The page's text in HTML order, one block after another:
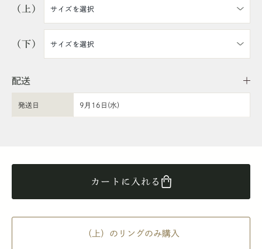
（上）
（下）
配送
発送日 9月16日(水)
カートに入れる
（上）のリングのみ購入